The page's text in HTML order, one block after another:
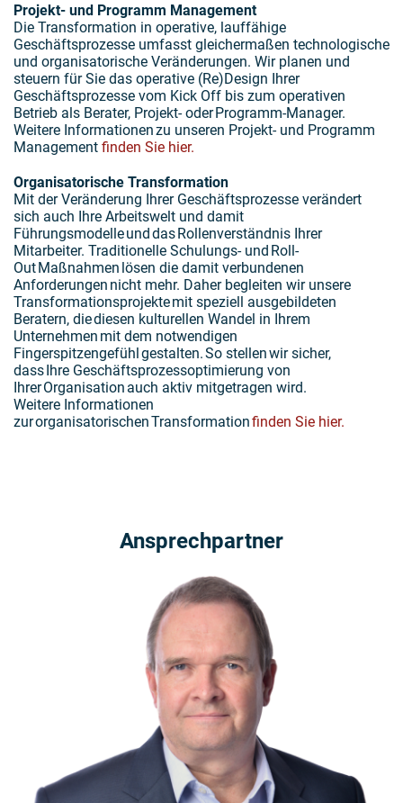
Projekt- und Programm Management
Die Transformation in operative, lauffähige
Geschäftsprozesse umfasst gleichermaßen technologische
und organisatorische Veränderungen. Wir planen und
steuern für Sie das operative (Re)Design Ihrer
Geschäftsprozesse vom Kick Off bis zum operativen
Betrieb als Berater, Projekt- oder Programm-Manager.
Weitere Informationen zu unseren Projekt- und Programm
Management finden Sie hier.
Organisatorische Transformation
Mit der Veränderung Ihrer Geschäftsprozesse verändert
sich auch Ihre Arbeitswelt und damit
Führungsmodelle und das Rollenverständnis Ihrer
Mitarbeiter. Traditionelle Schulungs- und Roll-
Out Maßnahmen lösen die damit verbundenen
Anforderungen nicht mehr. Daher begleiten wir unsere
Transformationsprojekte mit speziell ausgebildeten
Beratern, die diesen kulturellen Wandel in Ihrem
Unternehmen mit dem notwendigen
Fingerspitzengefühl gestalten. So stellen wir sicher,
dass Ihre Geschäftsprozessoptimierung von
Ihrer Organisation auch aktiv mitgetragen wird.
Weitere Informationen
zur organisatorischen Transformationfinden Sie hier.
Ansprechpartner